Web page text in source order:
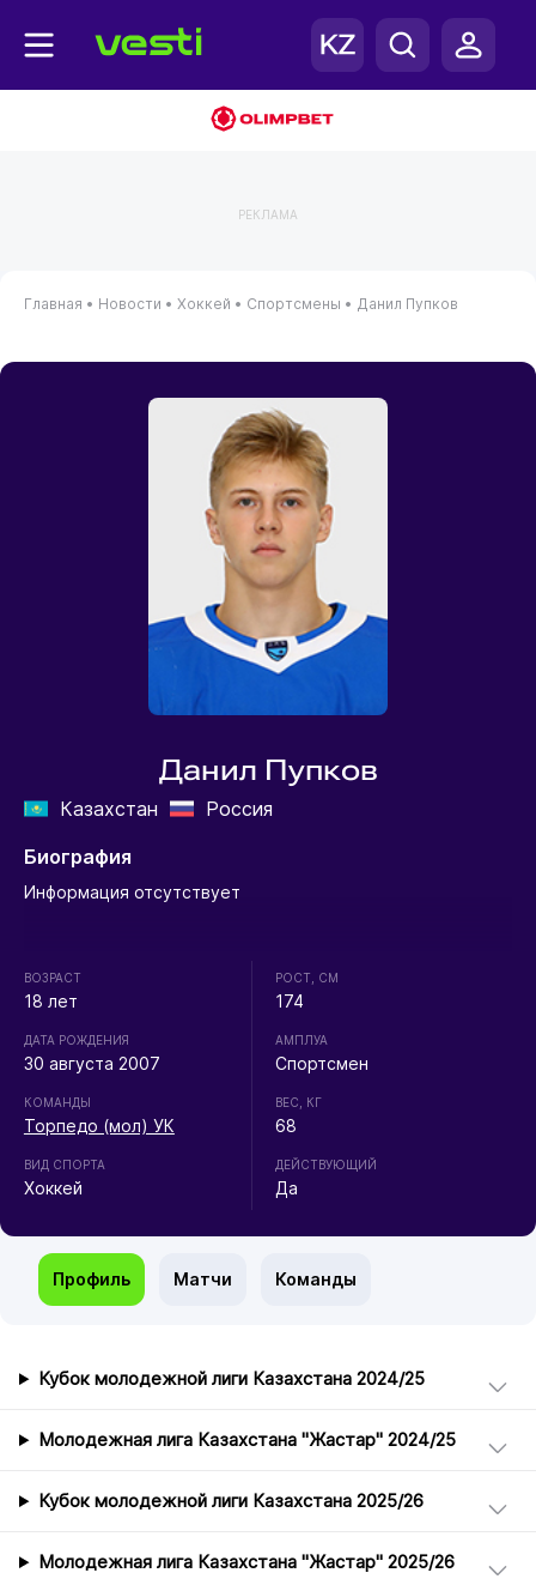
РЕКЛАМА
Главная • Новости • Хоккей • Спортсмены • Данил Пупков
Данил Пупков
Казахстан
Россия
Биография
Информация отсутствует
ВОЗРАСТ
18 лет
ДАТА РОЖДЕНИЯ
30 августа 2007
КОМАНДЫ
Торпедо (мол) УК
ВИД СПОРТА
Хоккей
РОСТ, СМ
174
АМПЛУА
Спортсмен
ВЕС, КГ
68
ДЕЙСТВУЮЩИЙ
Да
Профиль Матчи Команды
Кубок молодежной лиги Казахстана 2024/25
Молодежная лига Казахстана "Жастар" 2024/25
Кубок молодежной лиги Казахстана 2025/26
Молодежная лига Казахстана "Жастар" 2025/26